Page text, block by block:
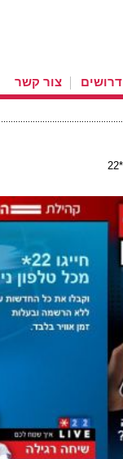
דרושים צור קשר